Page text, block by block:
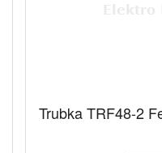
Trubka TRF48-2